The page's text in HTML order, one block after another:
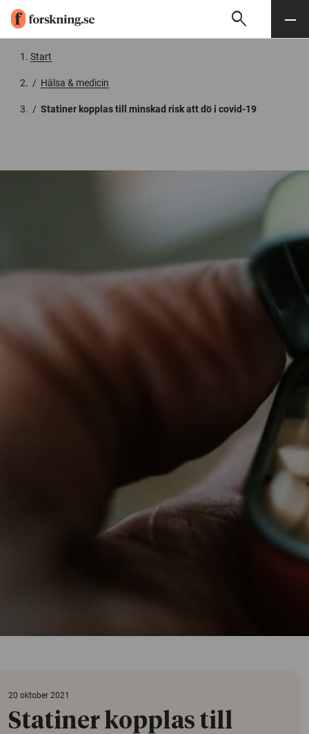
Söksearch Meny
Start
/ Hälsa & medicin
/ Statiner kopplas till minskad risk att dö i covid-19
20 oktober 2021
Statiner kopplas till